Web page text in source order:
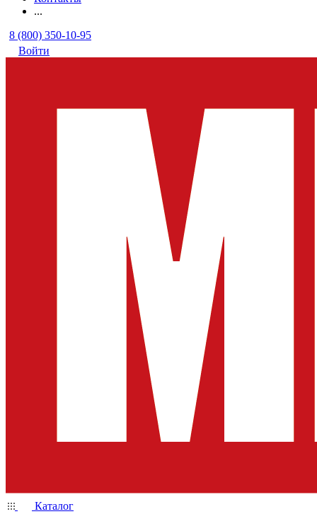
...
8 (800) 350-10-95
Войти
Каталог